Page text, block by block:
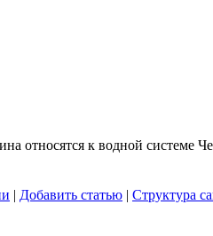
относятся к водной системе
| Добавить статью | Структура